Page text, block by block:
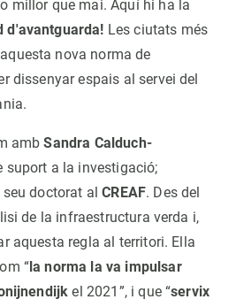
millor que mai. Aquí hi ha la
d'avantguarda! Les ciutats més
nova norma de
dissenyar espais al servei del
ambSandra Calduch-
suport a la investigació;
seu doctorat alCREAF. Des del
de la infraestructura verda i,
aquesta regla al territori. Ella
“ la norma la va impulsar
el 2021”, i que “servix